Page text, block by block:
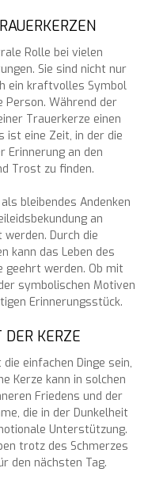
Rolle bei vielen
Sie sind nicht nur
ein kraftvolles Symbol
Person. Während der
Trauerkerze einen
ist eine Zeit, in der die
Erinnerung an den
Trost zu finden.
bleibendes Andenken
an
Durch die
kann das Leben des
geehrt werden. Ob mit
symbolischen Motiven
Erinnerungsstück.
KERZE
einfachen Dinge sein,
Kerze kann in solchen
Friedens und der
die in der Dunkelheit
Unterstützung.
trotz des Schmerzes
den nächsten Tag.